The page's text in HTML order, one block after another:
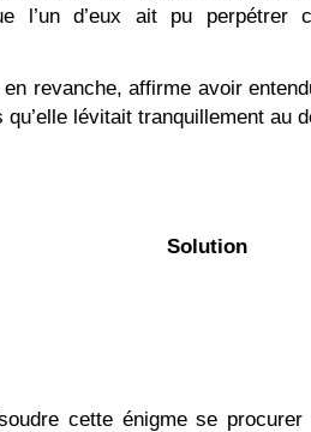
l’un d’eux ait pu
en revanche, affirme avoir
lévitait tranquillement au
Solution
cette énigme se